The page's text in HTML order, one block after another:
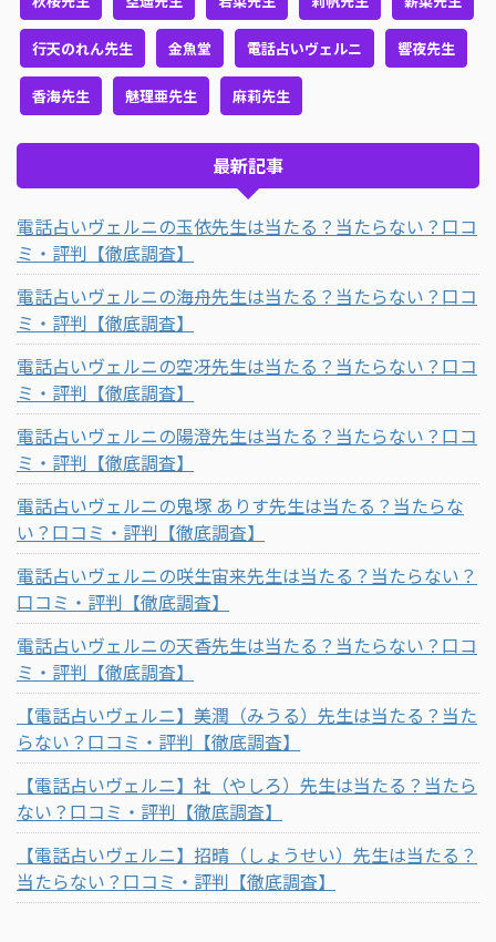
行天のれん先生 金魚堂 電話占いヴェルニ 響夜先生
香海先生 魅理亜先生 麻莉先生
最新記事
電話占いヴェルニの玉依先生は当たる？当たらない？口コ
ミ・評判【徹底調査】
電話占いヴェルニの海舟先生は当たる？当たらない？口コ
ミ・評判【徹底調査】
電話占いヴェルニの空冴先生は当たる？当たらない？口コ
ミ・評判【徹底調査】
電話占いヴェルニの陽澄先生は当たる？当たらない？口コ
ミ・評判【徹底調査】
電話占いヴェルニの鬼塚 ありす先生は当たる？当たらな
い？口コミ・評判【徹底調査】
電話占いヴェルニの咲生宙来先生は当たる？当たらない？
口コミ・評判【徹底調査】
電話占いヴェルニの天香先生は当たる？当たらない？口コ
ミ・評判【徹底調査】
【電話占いヴェルニ】美潤（みうる）先生は当たる？当た
らない？口コミ・評判【徹底調査】
【電話占いヴェルニ】社（やしろ）先生は当たる？当たら
ない？口コミ・評判【徹底調査】
【電話占いヴェルニ】招晴（しょうせい）先生は当たる？
当たらない？口コミ・評判【徹底調査】